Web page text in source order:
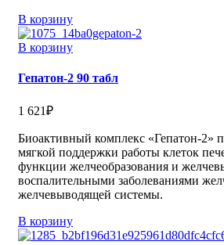
В корзину
В корзину
Гепатон-2 90 табл
1 621₽
Биоактивный комплекс «Гепатон-2»
мягкой поддержки работы клеток
функции желчеобразования и
воспалительными заболеваниями
желчевыводящей системы.
В корзину